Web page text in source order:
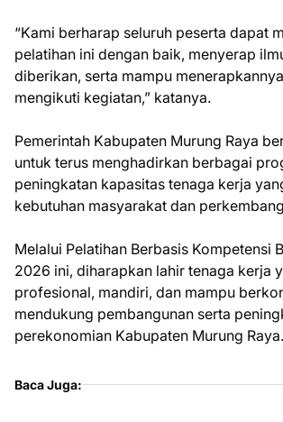
“Kami berharap seluruh peserta dapat
pelatihan ini dengan baik, menyerap
diberikan, serta mampu
mengikuti kegiatan,” katanya.
Pemerintah Kabupaten Murung Raya
untuk terus menghadirkan berbagai
peningkatan kapasitas tenaga kerja
kebutuhan masyarakat dan
Melalui Pelatihan Berbasis Kompetensi
2026 ini, diharapkan lahir tenaga kerja
profesional, mandiri, dan mampu
mendukung pembangunan serta
perekonomian Kabupaten Murung Raya.
Baca Juga: